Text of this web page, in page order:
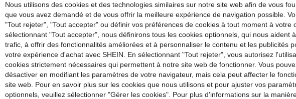
Utile (0)
Nous utilisons des cookies et des technologies similaires sur notre site web afin de vous
que vous avez demandé et de vous offrir la meilleure expérience de navigation possible.
"Tout rejeter", "Tout accepter" ou définir vos préférences de cookies à tout moment à votre
sélectionnant "Tout accepter", nous définirons tous les cookies optionnels, qui nous aident
trafic, à offrir des fonctionnalités améliorées et à personnaliser le contenu et les publicités
votre expérience d'achat avec SHEIN. En sélectionnant "Tout rejeter", vous autorisez
cookies strictement nécessaires qui permettent à notre site web de fonctionner. Vous
désactiver en modifiant les paramètres de votre navigateur, mais cela peut affecter le
site web. Pour en savoir plus sur les cookies que nous utilisons et pour ajuster vos
optionnels, veuillez sélectionner "Gérer les cookies". Pour plus d'informations sur la